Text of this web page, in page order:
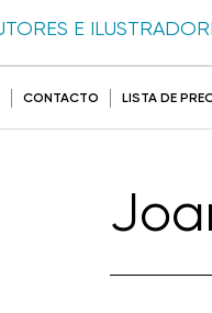
E
CONTACTO LISTA DE